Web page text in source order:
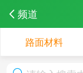
频道
路面材料